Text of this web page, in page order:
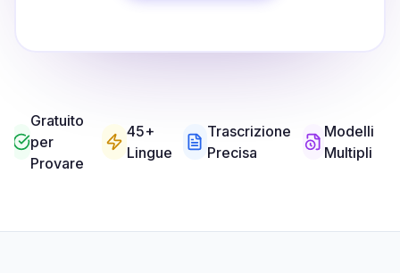
Gratuito
per
Provare
45+
Lingue
Trascrizione
Precisa
Modelli
Multipli